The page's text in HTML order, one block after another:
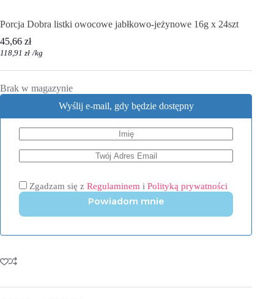
Porcja Dobra listki owocowe jabłkowo-jeżynowe 16g x 24szt
45,66 zł
118,91 zł /kg
Brak w magazynie
Wyślij e-mail, gdy będzie dostępny
Zgadzam się z Regulaminem i Polityką prywatności
Powiadom mnie